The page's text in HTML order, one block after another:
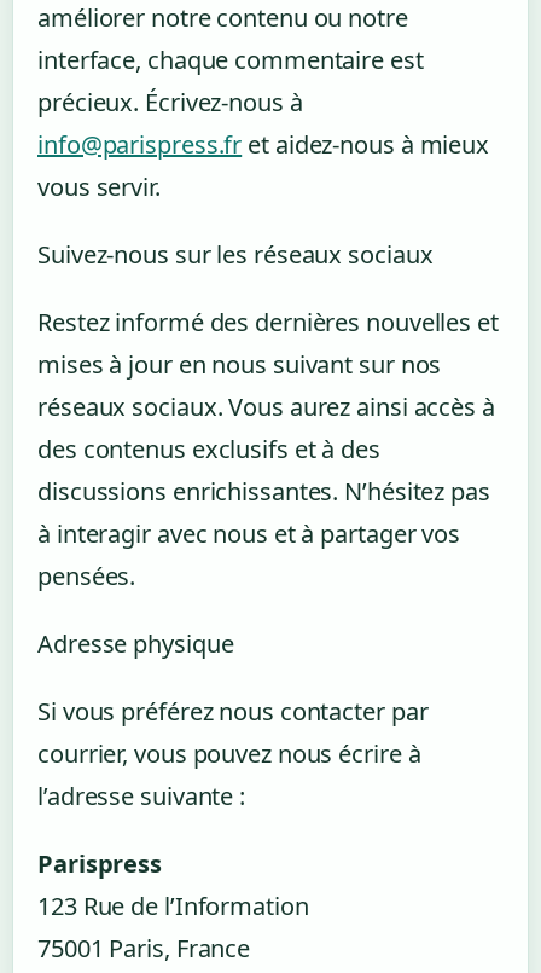
améliorer notre contenu ou notre
interface, chaque commentaire est
précieux. Écrivez-nous à
info@parispress.fr et aidez-nous à mieux
vous servir.
Suivez-nous sur les réseaux sociaux
Restez informé des dernières nouvelles et
mises à jour en nous suivant sur nos
réseaux sociaux. Vous aurez ainsi accès à
des contenus exclusifs et à des
discussions enrichissantes. N’hésitez pas
à interagir avec nous et à partager vos
pensées.
Adresse physique
Si vous préférez nous contacter par
courrier, vous pouvez nous écrire à
l’adresse suivante :
Parispress
123 Rue de l’Information
75001 Paris, France